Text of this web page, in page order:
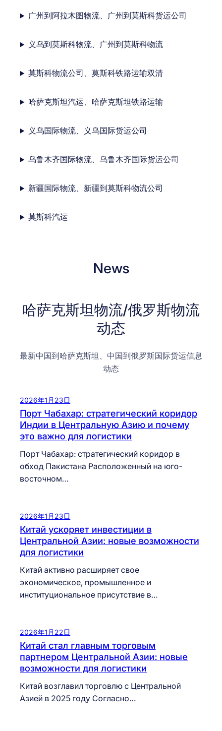
广州到阿拉木图物流、广州到莫斯科货运公司
义乌到莫斯科物流、广州到莫斯科物流
莫斯科物流公司、莫斯科铁路运输双清
哈萨克斯坦汽运、哈萨克斯坦铁路运输
义乌国际物流、义乌国际货运公司
乌鲁木齐国际物流、乌鲁木齐国际货运公司
新疆国际物流、新疆到莫斯科物流公司
莫斯科汽运
News
哈萨克斯坦物流/俄罗斯物流
动态
最新中国到哈萨克斯坦、中国到俄罗斯国际货运信息
动态
2026年1月23日
Порт Чабахар: стратегический коридор
Индии в Центральную Азию и почему
это важно для логистики
Порт Чабахар: стратегический коридор в
обход Пакистана Расположенный на юго-
восточном…
2026年1月23日
Китай ускоряет инвестиции в
Центральной Азии: новые возможности
для логистики
Китай активно расширяет свое
экономическое, промышленное и
институциональное присутствие в…
2026年1月22日
Китай стал главным торговым
партнером Центральной Азии: новые
возможности для логистики
Китай возглавил торговлю с Центральной
Азией в 2025 году Согласно…